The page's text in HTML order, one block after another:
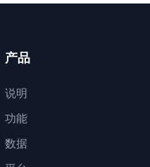
产品
说明
功能
数据